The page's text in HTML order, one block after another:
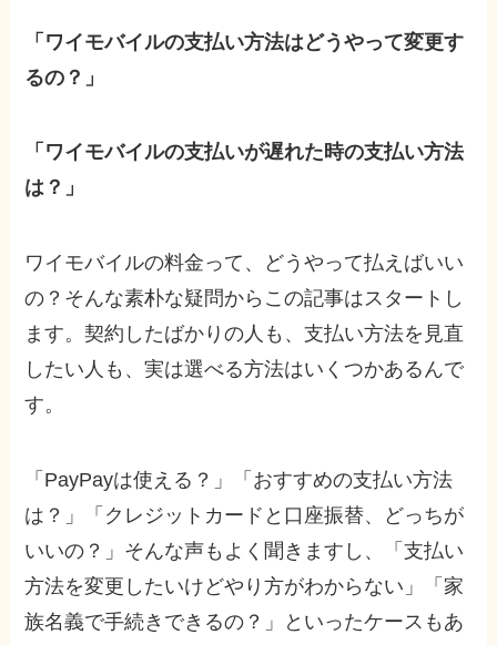
「ワイモバイルの支払い方法はどうやって変更す
るの？」
「ワイモバイルの支払いが遅れた時の支払い方法
は？」
ワイモバイルの料金って、どうやって払えばいい
の？そんな素朴な疑問からこの記事はスタートし
ます。契約したばかりの人も、支払い方法を見直
したい人も、実は選べる方法はいくつかあるんで
す。
「PayPayは使える？」「おすすめの支払い方法
は？」「クレジットカードと口座振替、どっちが
いいの？」そんな声もよく聞きますし、「支払い
方法を変更したいけどやり方がわからない」「家
族名義で手続きできるの？」といったケースもあ